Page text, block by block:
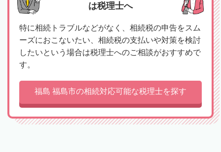
は税理士へ
特に相続トラブルなどがなく、相続税の申告をスム
ーズにおこないたい、相続税の支払いや対策を検討
したいという場合は税理士へのご相談がおすすめで
す。
福島 福島市の相続対応可能な税理士を探す